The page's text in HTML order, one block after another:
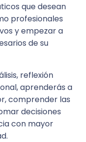
que desean
profesionales
y empezar a
de su
reflexión
aprenderás a
comprender las
decisiones
con mayor